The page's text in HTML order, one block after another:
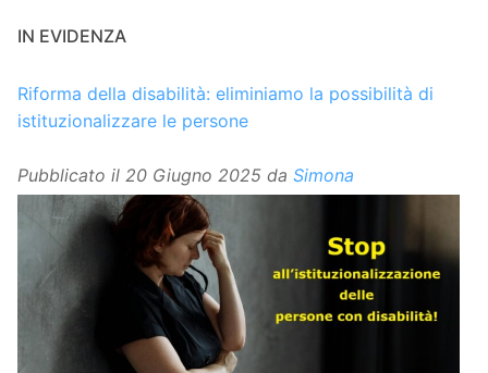
IN EVIDENZA
Riforma della disabilità: eliminiamo la possibilità di
istituzionalizzare le persone
Pubblicato il 20 Giugno 2025 da Simona